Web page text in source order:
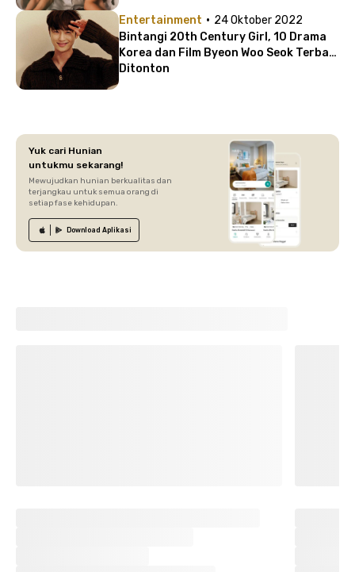
Entertainment · 24 Oktober 2022
Bintangi 20th Century Girl, 10 Drama
Korea dan Film Byeon Woo Seok Terbaik
Ditonton
Yuk cari Hunian
untukmu sekarang!
Mewujudkan hunian berkualitas dan
terjangkau untuk semua orang di
setiap fase kehidupan.
Download Aplikasi